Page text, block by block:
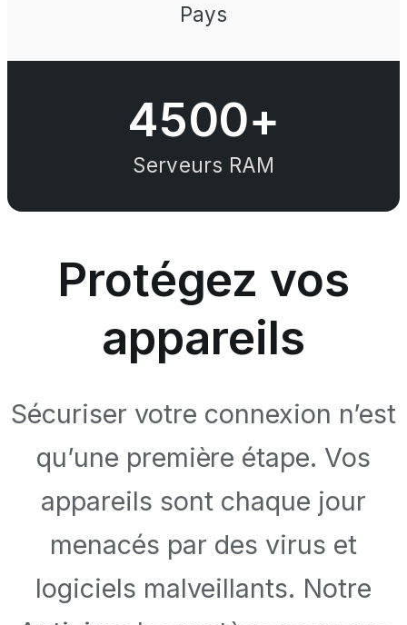
Pays
4500+
Serveurs RAM
Protégez vos
appareils
Sécuriser votre connexion n’est
qu’une première étape. Vos
appareils sont chaque jour
menacés par des virus et
logiciels malveillants. Notre